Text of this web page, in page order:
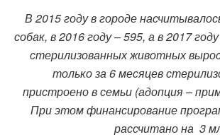
В 2015 году в городе
собак, в 2016 году – 595, а в 2017
стерилизованных животных
только за 6 месяцев
пристроено в семьи (адопция –
При этом финансирование
рассчитано на 3